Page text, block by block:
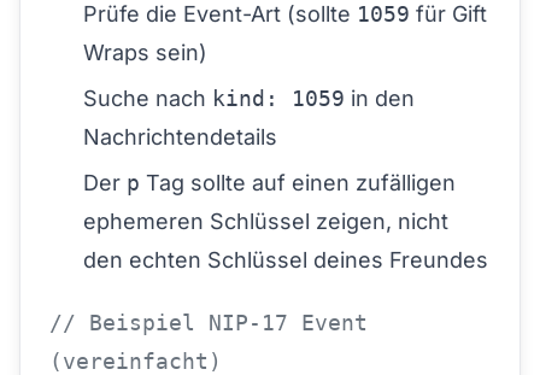
Prüfe die Event-Art (sollte 1059 für Gift
Wraps sein)
Suche nach kind: 1059 in den
Nachrichtendetails
Der p Tag sollte auf einen zufälligen
ephemeren Schlüssel zeigen, nicht
den echten Schlüssel deines Freundes
// Beispiel NIP-17 Event
(vereinfacht)